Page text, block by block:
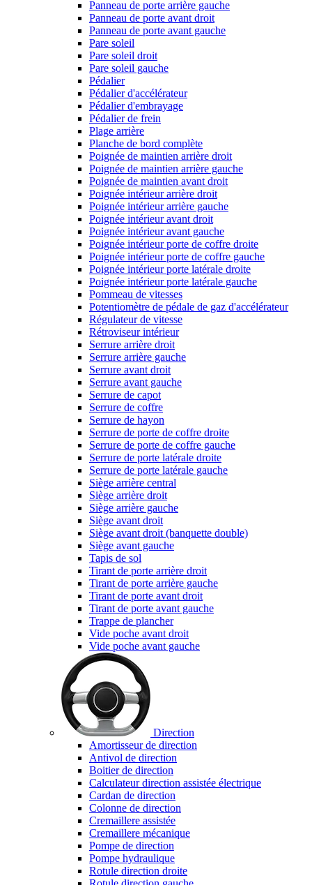
Panneau de porte arrière gauche
Panneau de porte avant droit
Panneau de porte avant gauche
Pare soleil
Pare soleil droit
Pare soleil gauche
Pédalier
Pédalier d'accélérateur
Pédalier d'embrayage
Pédalier de frein
Plage arrière
Planche de bord complète
Poignée de maintien arrière droit
Poignée de maintien arrière gauche
Poignée de maintien avant droit
Poignée intérieur arrière droit
Poignée intérieur arrière gauche
Poignée intérieur avant droit
Poignée intérieur avant gauche
Poignée intérieur porte de coffre droite
Poignée intérieur porte de coffre gauche
Poignée intérieur porte latérale droite
Poignée intérieur porte latérale gauche
Pommeau de vitesses
Potentiomètre de pédale de gaz d'accélérateur
Régulateur de vitesse
Rétroviseur intérieur
Serrure arrière droit
Serrure arrière gauche
Serrure avant droit
Serrure avant gauche
Serrure de capot
Serrure de coffre
Serrure de hayon
Serrure de porte de coffre droite
Serrure de porte de coffre gauche
Serrure de porte latérale droite
Serrure de porte latérale gauche
Siège arrière central
Siège arrière droit
Siège arrière gauche
Siège avant droit
Siège avant droit (banquette double)
Siège avant gauche
Tapis de sol
Tirant de porte arrière droit
Tirant de porte arrière gauche
Tirant de porte avant droit
Tirant de porte avant gauche
Trappe de plancher
Vide poche avant droit
Vide poche avant gauche
Direction
Amortisseur de direction
Antivol de direction
Boitier de direction
Calculateur direction assistée électrique
Cardan de direction
Colonne de direction
Cremaillere assistée
Cremaillere mécanique
Pompe de direction
Pompe hydraulique
Rotule direction droite